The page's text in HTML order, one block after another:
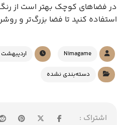
در فضاهای کوچک بهتر است از
استفاده کنید تا فضا بزرگ‌تر و
Nimagame اردیبهشت 3, 1404
دسته‌بندی نشده